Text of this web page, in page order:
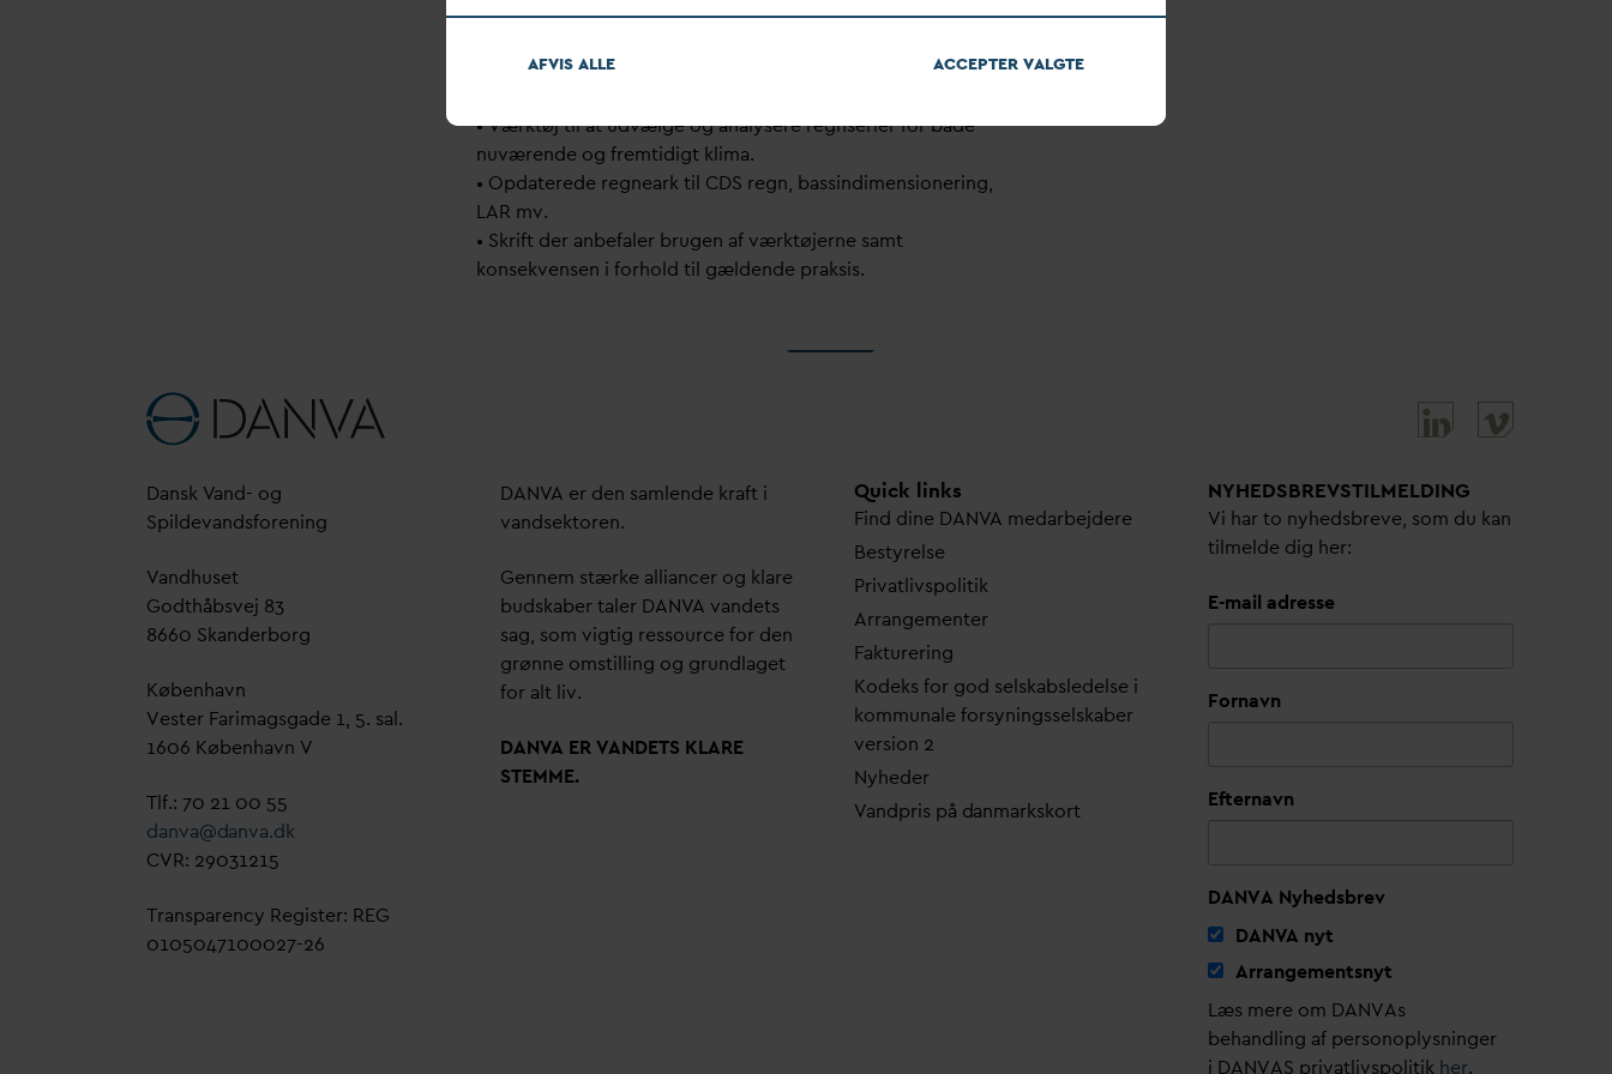
indeholder nyeste viden om regn, så den viden kan udnyttes i
• Regional regnmodel udvides med nye
• Værktøj til at udvælge og analysere regnserier for både
nuværende og fremtidigt klima.
• Opdaterede regneark til CDS regn, bassindimensionering,
LAR mv.
• Skrift der anbefaler brugen af værktøjerne samt
konsekvensen i forhold til gældende praksis.
Dansk Vand- og
Spildevandsforening
Vandhuset
Godthåbsvej 83
8660 Skanderborg
København
Vester Farimagsgade 1, 5. sal.
1606 København V
Tlf.: 70 21 00 55
danva@danva.dk
CVR: 29031215
Transparency Register: REG
0105047100027-26
DANVA er den samlende kraft i
vandsektoren.
Gennem stærke alliancer og klare
budskaber taler DANVA vandets
sag, som vigtig ressource for den
grønne omstilling og grundlaget
for alt liv.
DANVA ERVANDETS KLARE
STEMME.
Quick links
Find dine DANVA medarbejdere
Bestyrelse
Privatlivspolitik
Arrangementer
Fakturering
Kodeks for god selskabsledelse i
kommunale forsyningsselskaber
version 2
Nyheder
Vandpris på danmarkskort
NYHEDSBREVS­TILMELDING
Vi har to nyhedsbreve, som du kan
tilmelde dig her:
E-mail adresse
Fornavn
Efternavn
DANVA Nyhedsbrev
DANVA nyt
Arrangementsnyt
Læs mere om DANVAs
behandling af personoplysninger
i DANVAS privatlivspolitik her.
AFVIS ALLE ACCEPTERVALGTE